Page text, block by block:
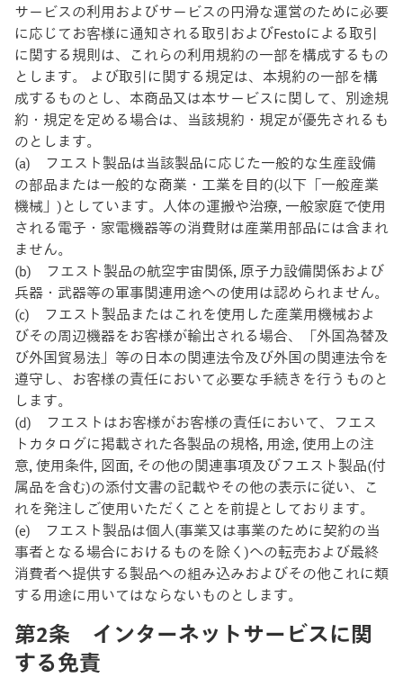
サービスの利用およびサービスの円滑な運営のために必要
に応じてお客様に通知される取引およびFestoによる取引
に関する規則は、これらの利用規約の一部を構成するもの
とします。 よび取引に関する規定は、本規約の一部を構
成するものとし、本商品又は本サービスに関して、別途規
約・規定を定める場合は、当該規約・規定が優先されるも
のとします。
(a) フエスト製品は当該製品に応じた一般的な生産設備
の部品または一般的な商業・工業を目的(以下「一般産業
機械」)としています。人体の運搬や治療, 一般家庭で使用
される電子・家電機器等の消費財は産業用部品には含まれ
ません。
(b) フエスト製品の航空宇宙関係, 原子力設備関係および
兵器・武器等の軍事関連用途への使用は認められません。
(c) フエスト製品またはこれを使用した産業用機械およ
びその周辺機器をお客様が輸出される場合、「外国為替及
び外国貿易法」等の日本の関連法令及び外国の関連法令を
遵守し、お客様の責任において必要な手続きを行うものと
します。
(d) フエストはお客様がお客様の責任において、フエス
トカタログに掲載された各製品の規格, 用途, 使用上の注
意, 使用条件, 図面, その他の関連事項及びフエスト製品(付
属品を含む)の添付文書の記載やその他の表示に従い、こ
れを発注しご使用いただくことを前提としております。
(e) フエスト製品は個人(事業又は事業のために契約の当
事者となる場合におけるものを除く)への転売および最終
消費者へ提供する製品への組み込みおよびその他これに類
する用途に用いてはならないものとします。
第2条 インターネットサービスに関
する免責